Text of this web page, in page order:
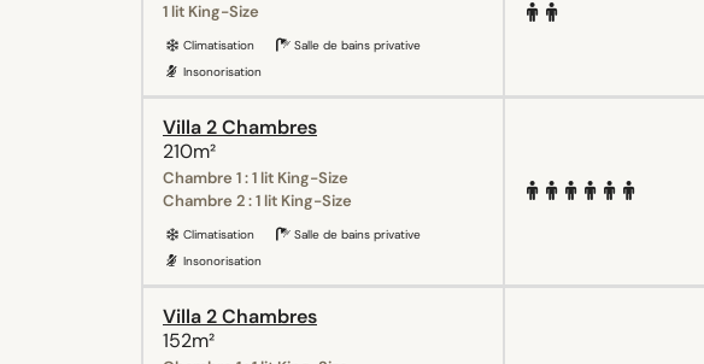
1 lit King-Size
Climatisation
Salle de bains privative
Insonorisation
Villa 2 Chambres
210m²
Chambre 1 : 1 lit King-Size
Chambre 2 : 1 lit King-Size
Climatisation
Salle de bains privative
Insonorisation
Villa 2 Chambres
152m²